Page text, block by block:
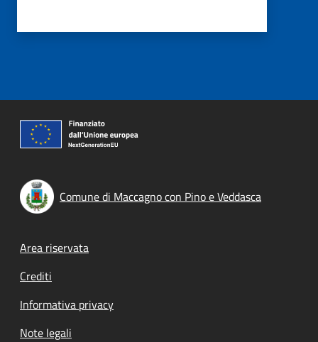
Comune di Maccagno con Pino e Veddasca
Footer menu
Area riservata
Crediti
Informativa privacy
Note legali